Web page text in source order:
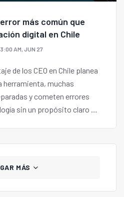
más común que
digital en Chile
AM, JUN 27
de los CEO en Chile planea
muchas
y cometen errores
sin un propósito claro o
MÁS